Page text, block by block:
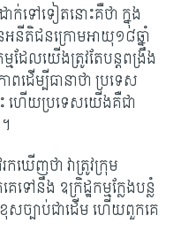
ក់ទៅទៀតនោះគឺថា ក្នុង
នីតិជនក្រោមអាយុ១៨ឆ្នាំ
មដែលយើងត្រូវតែបន្តពង្រឹង
ាពដើម្បីធានាថា ប្រទេស
ហើយប្រទេសយើងគឺជា
ឃើញថា វាត្រូវក្រុម
ទៅនឹង ​ឧក្រិដ្ឋកម្ម​ក្លែងបន្លំ
ន៍​ខុសច្បាប់​ជាដើម ហើយពួកគេ